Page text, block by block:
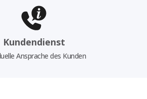
Kundendienst
Ansprache des Kunden